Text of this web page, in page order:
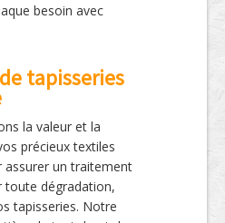
besoin avec
tapisseries
la valeur et la
précieux textiles
assurer un traitement
toute dégradation,
tapisseries. Notre